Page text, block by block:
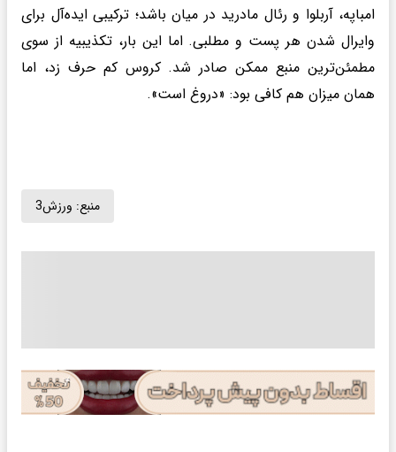
امباپه، آربلوا و رئال مادرید در میان باشد؛ ترکیبی ایده‌آل برای
وایرال شدن هر پست و مطلبی. اما این بار، تکذیبیه از سوی
مطمئن‌ترین منبع ممکن صادر شد. کروس کم حرف زد، اما
همان میزان هم کافی بود: «دروغ است».
منبع: ورزش3